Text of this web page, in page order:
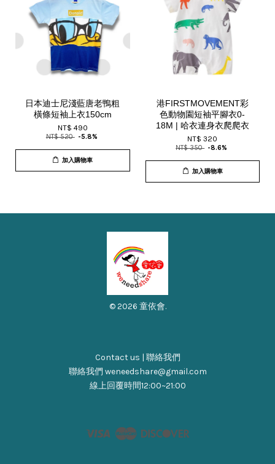
日本迪士尼淺藍唐老鴨粗
橫條短袖上衣150cm
NT$ 490
NT$ 520 -5.8%
加入購物車
港FIRSTMOVEMENT彩
色動物園短袖平腳衣0-
18M | 哈衣連身衣爬爬衣
NT$ 320
NT$ 350 -8.6%
加入購物車
© 2026 童依會.
Contact us | 聯絡我們
聯絡我們 weneedshare@gmail.com
線上回覆時間12:00~21:00
Visa Master